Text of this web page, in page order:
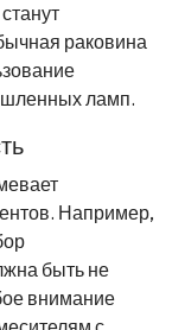
раковина
ламп.
Например,
быть не
внимание